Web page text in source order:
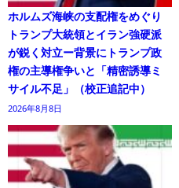
ホルムズ海峡の支配権をめぐり
トランプ大統領とイラン強硬派
が鋭く対立ー背景にトランプ政
権の主導権争いと「精密誘導ミ
サイル不足」（校正追記中）
2026年8月8日